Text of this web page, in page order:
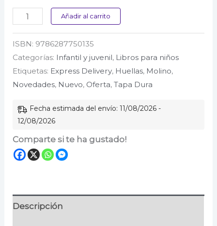
Gruñon:
es
una
fiesta!
cantidad
Añadir al carrito
ISBN: 9786287750135
Categorías: Infantil y juvenil, Libros para niños
Etiquetas: Express Delivery, Huellas, Molino,
Novedades, Nuevo, Oferta,Tapa Dura
Fecha estimada del envío: 11/08/2026 -
12/08/2026
Comparte si te ha gustado!
Descripción